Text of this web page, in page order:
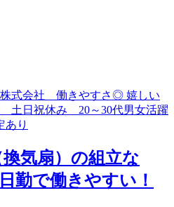
換気扇）の組立な
勤で働きやすい！